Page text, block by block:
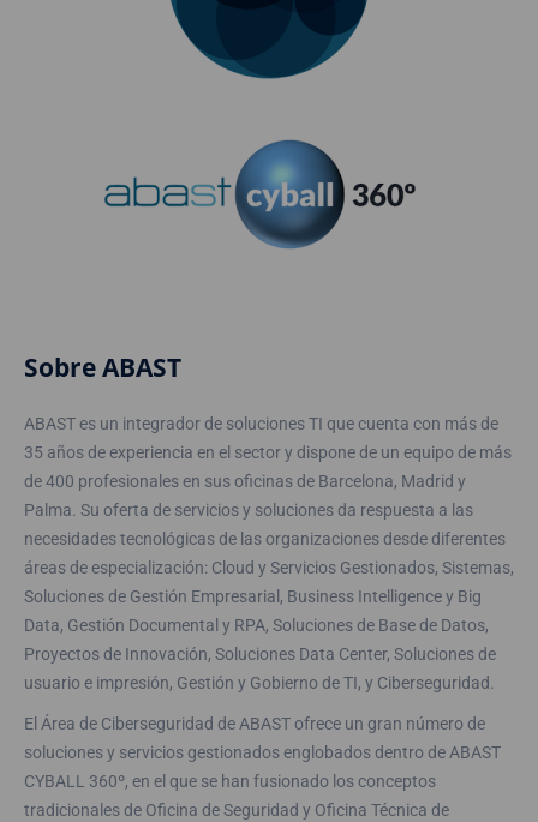
Sobre ABAST
ABAST es un integrador de soluciones TI que cuenta con más de
35 años de experiencia en el sector y dispone de un equipo de más
de 400 profesionales en sus oficinas de Barcelona, Madrid y
Palma. Su oferta de servicios y soluciones da respuesta a las
necesidades tecnológicas de las organizaciones desde diferentes
áreas de especialización: Cloud y Servicios Gestionados, Sistemas,
Soluciones de Gestión Empresarial, Business Intelligence y Big
Data, Gestión Documental y RPA, Soluciones de Base de Datos,
Proyectos de Innovación, Soluciones Data Center, Soluciones de
usuario e impresión, Gestión y Gobierno de TI, y Ciberseguridad.
El Área de Ciberseguridad de ABAST ofrece un gran número de
soluciones y servicios gestionados englobados dentro de ABAST
CYBALL 360º, en el que se han fusionado los conceptos
tradicionales de Oficina de Seguridad y Oficina Técnica de